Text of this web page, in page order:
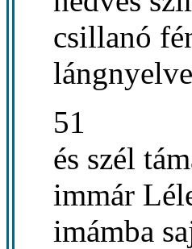
csillanó
51
és szél
immár
imámba